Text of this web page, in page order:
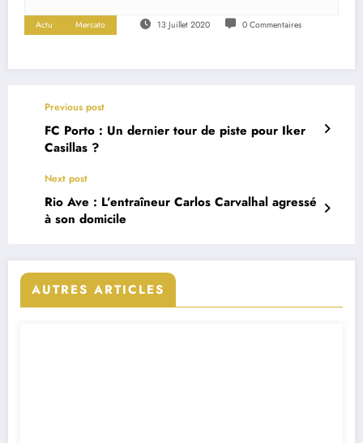
Actu Mercato 13 Juillet 2020 0 Commentaires
Previous post
FC Porto : Un dernier tour de piste pour Iker
Casillas ?
Next post
Rio Ave : L’entraîneur Carlos Carvalhal agressé
à son domicile
AUTRES ARTICLES